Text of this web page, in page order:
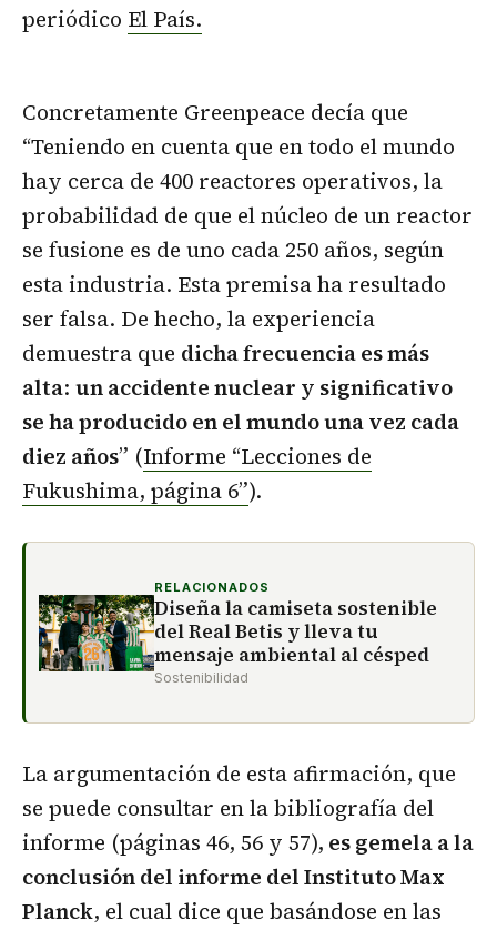
periódico El País.
Concretamente Greenpeace decía que
“Teniendo en cuenta que en todo el mundo
hay cerca de 400 reactores operativos, la
probabilidad de que el núcleo de un reactor
se fusione es de uno cada 250 años, según
esta industria. Esta premisa ha resultado
ser falsa. De hecho, la experiencia
demuestra que dicha frecuencia es más
alta: un accidente nuclear y significativo
se ha producido en el mundo una vez cada
diez años” (Informe “Lecciones de
Fukushima, página 6”).
RELACIONADOS
Diseña la camiseta sostenible
del Real Betis y lleva tu
mensaje ambiental al césped
Sostenibilidad
La argumentación de esta afirmación, que
se puede consultar en la bibliografía del
informe (páginas 46, 56 y 57), es gemela a la
conclusión del informe del Instituto Max
Planck, el cual dice que basándose en las